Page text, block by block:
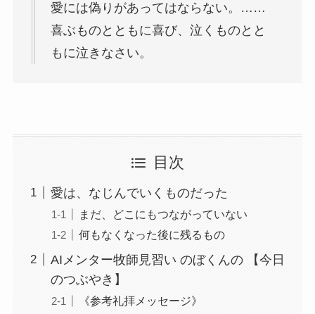
愛には偽りがあってはならない。……
喜ぶものとともに喜び、泣くものとと
もに泣きなさい。
目次
愛は、なじんでいくものだった
まだ、どこにもつながっていない
何もなくなった後に残るもの
AIメンター牧師見習い のぼくんの 【今日
のつぶやき】
《参考礼拝メッセージ》